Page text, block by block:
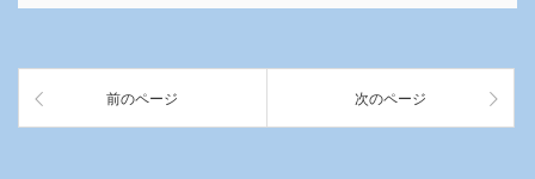
前のページ 次のページ